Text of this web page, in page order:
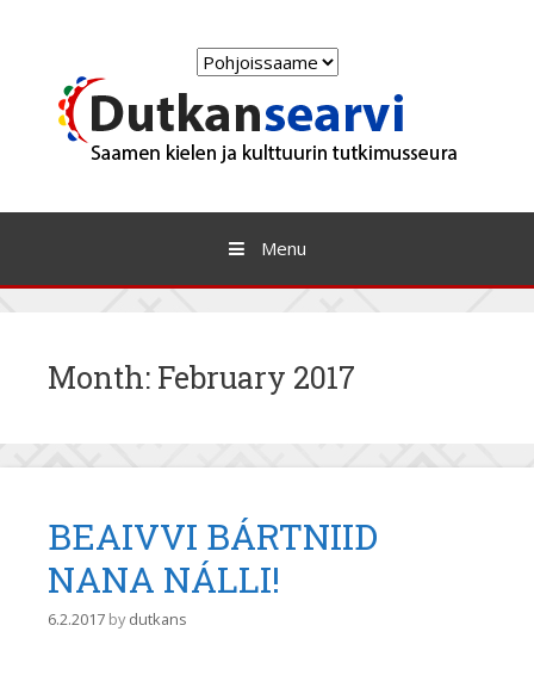
Choose
language
Menu
Month: February 2017
BEAIVVI BÁRTNIID
NANA NÁLLI!
6.2.2017 bydutkans